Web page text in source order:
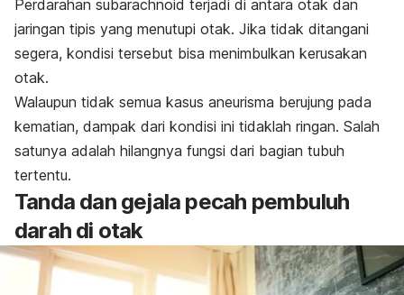
Perdarahan subarachnoid terjadi di antara otak dan
jaringan tipis yang menutupi otak. Jika tidak ditangani
segera, kondisi tersebut bisa menimbulkan kerusakan
otak.
Walaupun tidak semua kasus aneurisma berujung pada
kematian, dampak dari kondisi ini tidaklah ringan. Salah
satunya adalah hilangnya fungsi dari bagian tubuh
tertentu.
Tanda dan gejala pecah pembuluh
darah di otak